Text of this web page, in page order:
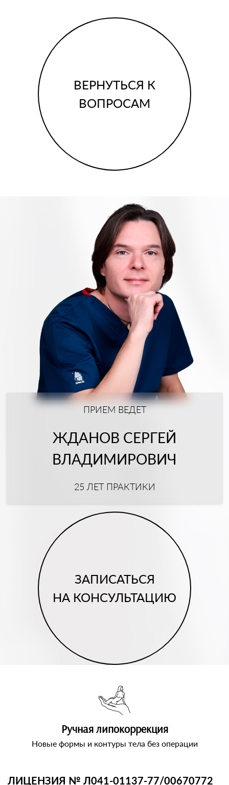
ВЕРНУТЬСЯ К
ВОПРОСАМ
ПРИЕМ ВЕДЕТ
ЖДАНОВ СЕРГЕЙ
ВЛАДИМИРОВИЧ
25 ЛЕТ ПРАКТИКИ
ЗАПИСАТЬСЯ
НА КОНСУЛЬТАЦИЮ
Ручная липокоррекция
Новые формы и контуры тела без операции
ЛИЦЕНЗИЯ № Л041-01137-77/00670772